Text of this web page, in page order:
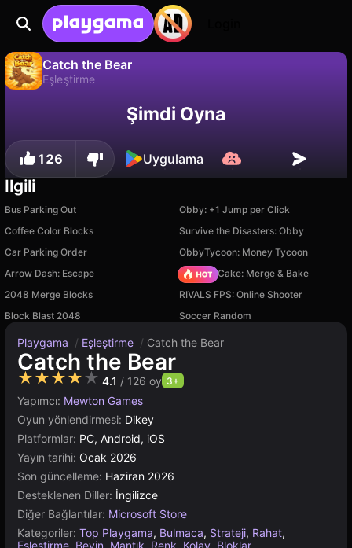
Catch the Bear
Eşleştirme
İlerlemeyi kaydet! Hayır
Şimdi Oyna
126 Uygulama
İlgili
Bus Parking Out
Obby: +1 Jump per Click
Coffee Color Blocks
Survive the Disasters: Obby
Car Parking Order
ObbyTycoon: Money Tycoon
Arrow Dash: Escape
Piece of Cake: Merge & Bake
2048 Merge Blocks
RIVALS FPS: Online Shooter
Block Blast 2048
Soccer Random
Playgama / Eşleştirme / Catch the Bear
Catch the Bear
★★★★★ 4.1 / 126 oy 3+
Yapımcı: Mewton Games
Oyun yönlendirmesi: Dikey
Platformlar: PC, Android, iOS
Yayın tarihi: Ocak 2026
Son güncelleme: Haziran 2026
Desteklenen Diller: İngilizce
Diğer Bağlantılar: Microsoft Store
Kategoriler: Top Playgama, Bulmaca, Strateji, Rahat,
Eşleştirme, Beyin, Mantık, Renk, Kolay, Bloklar